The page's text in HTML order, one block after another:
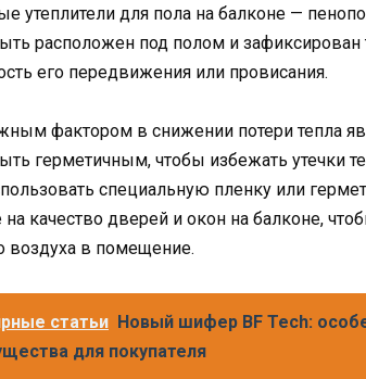
утеплители для пола на балконе —
расположен под полом и зафиксирован
его передвижения или провисания.
фактором в снижении потери тепла
герметичным, чтобы избежать утечки
специальную пленку или
качество дверей и окон на балконе,
воздуха в помещение.
статьи Новый шифер BF Tech:
для покупателя